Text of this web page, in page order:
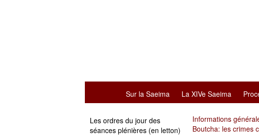
Sur la Saeima La XIVe Saeima
Les ordres du jour des
séances plénières (en letton)
Informations
Boutcha: les crimes